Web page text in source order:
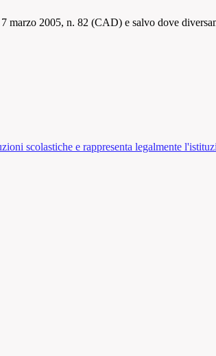
2005, n. 82 (CAD) e salvo dove
scolastiche e rappresenta legalmente